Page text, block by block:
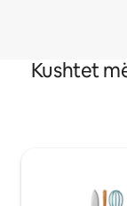
Kushtet